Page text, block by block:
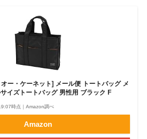
ー・ケーネット] メール便 トートバッグ メ
イズトートバッグ 男性用 ブラック F
時点｜Amazon調べ
Amazon